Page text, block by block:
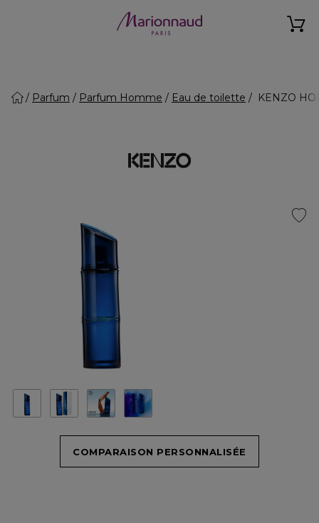
Parfum Parfum Homme Eau de toilette KENZO
COMPARAISON PERSONNALISÉE